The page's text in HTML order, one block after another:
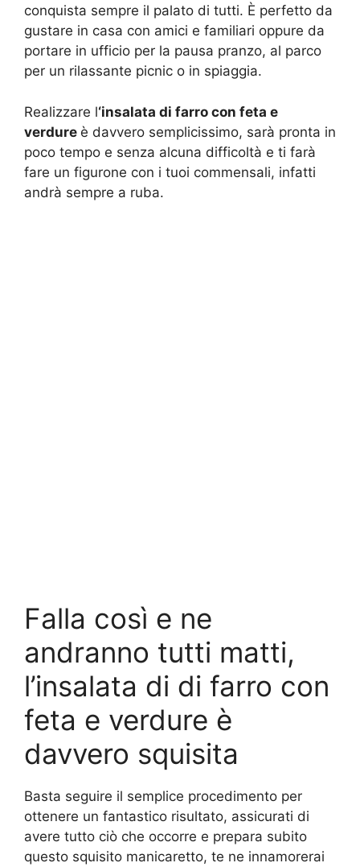
conquista sempre il palato di tutti. È perfetto da
gustare in casa con amici e familiari oppure da
portare in ufficio per la pausa pranzo, al parco
per un rilassante picnic o in spiaggia.
Realizzare l‘insalata di farro con feta e
verdure è davvero semplicissimo, sarà pronta in
poco tempo e senza alcuna difficoltà e ti farà
fare un figurone con i tuoi commensali, infatti
andrà sempre a ruba.
Falla così e ne
andranno tutti matti,
l’insalata di di farro con
feta e verdure è
davvero squisita
Basta seguire il semplice procedimento per
ottenere un fantastico risultato, assicurati di
avere tutto ciò che occorre e prepara subito
questo squisito manicaretto, te ne innamorerai